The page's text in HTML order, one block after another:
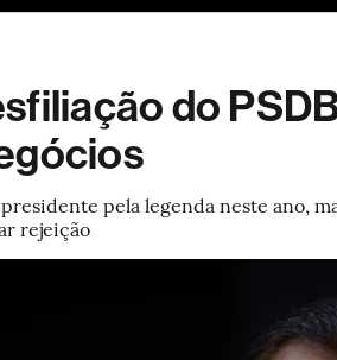
do
pela legenda neste ano,
rejeição